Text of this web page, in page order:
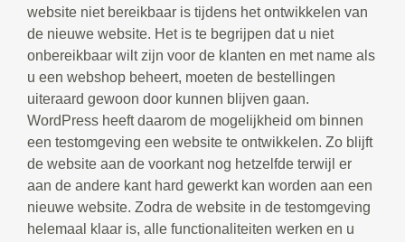
website niet bereikbaar is tijdens het ontwikkelen van
de nieuwe website. Het is te begrijpen dat u niet
onbereikbaar wilt zijn voor de klanten en met name als
u een webshop beheert, moeten de bestellingen
uiteraard gewoon door kunnen blijven gaan.
WordPress heeft daarom de mogelijkheid om binnen
een testomgeving een website te ontwikkelen. Zo blijft
de website aan de voorkant nog hetzelfde terwijl er
aan de andere kant hard gewerkt kan worden aan een
nieuwe website. Zodra de website in de testomgeving
helemaal klaar is, alle functionaliteiten werken en u